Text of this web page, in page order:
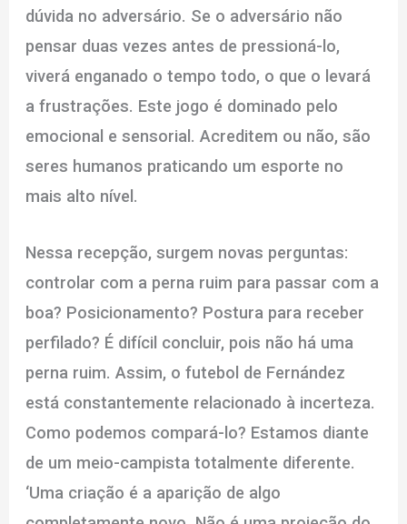
dúvida no adversário. Se o adversário não
pensar duas vezes antes de pressioná-lo,
viverá enganado o tempo todo, o que o levará
a frustrações. Este jogo é dominado pelo
emocional e sensorial. Acreditem ou não, são
seres humanos praticando um esporte no
mais alto nível.
Nessa recepção, surgem novas perguntas:
controlar com a perna ruim para passar com a
boa? Posicionamento? Postura para receber
perfilado? É difícil concluir, pois não há uma
perna ruim. Assim, o futebol de Fernández
está constantemente relacionado à incerteza.
Como podemos compará-lo? Estamos diante
de um meio-campista totalmente diferente.
‘Uma criação é a aparição de algo